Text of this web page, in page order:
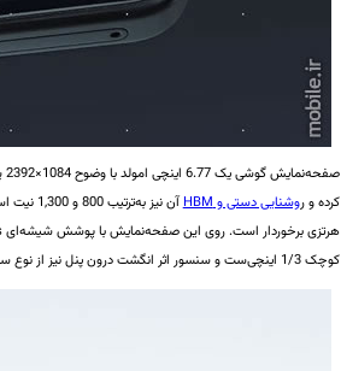
کرده و روشنایی دستی و HBM
کوچک 1/3 اینچی‌ست و سنسور اثر انگشت درون پنل نیز از نوع ساده نوری انتخاب شده است.